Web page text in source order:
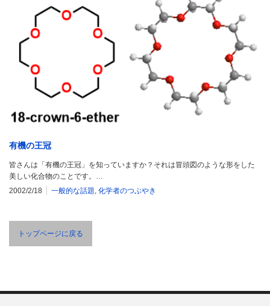
有機の王冠
皆さんは「有機の王冠」を知っていますか？それは冒頭図のような形をした
美しい化合物のことです。…
2002/2/18
一般的な話題, 化学者のつぶやき
トップページに戻る